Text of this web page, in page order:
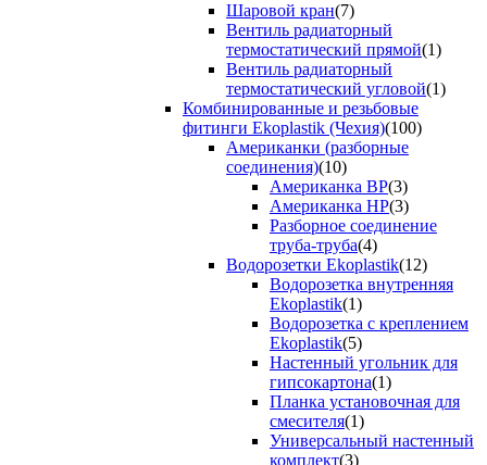
Шаровой кран(7)
Вентиль радиаторный
термостатический прямой(1)
Вентиль радиаторный
термостатический угловой(1)
Комбинированные и резьбовые
фитинги Ekoplastik (Чехия)(100)
Американки (разборные
соединения)(10)
Американка ВР(3)
Американка НР(3)
Разборное соединение
труба-труба(4)
Водорозетки Ekoplastik(12)
Водорозетка внутренняя
Ekoplastik(1)
Водорозетка с креплением
Ekoplastik(5)
Настенный угольник для
гипсокартона(1)
Планка установочная для
смесителя(1)
Универсальный настенный
комплект(3)